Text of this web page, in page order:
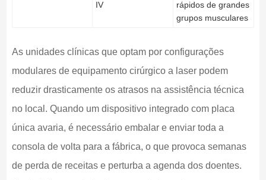
IV
rápidos de grandes
grupos musculares
As unidades clínicas que optam por configurações
modulares de equipamento cirúrgico a laser podem
reduzir drasticamente os atrasos na assistência técnica
no local. Quando um dispositivo integrado com placa
única avaria, é necessário embalar e enviar toda a
consola de volta para a fábrica, o que provoca semanas
de perda de receitas e perturba a agenda dos doentes.